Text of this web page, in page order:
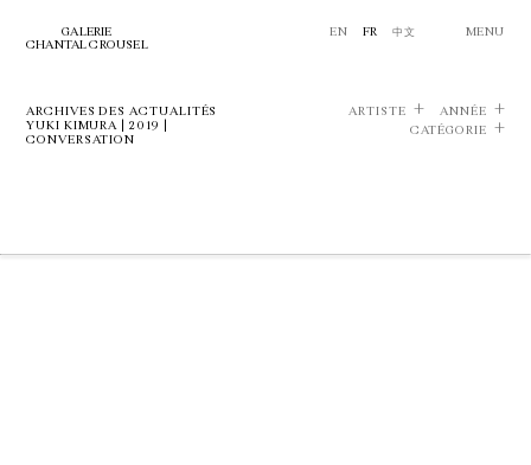
GALERIE
CHANTAL CROUSEL
EN FR 中文 MENU
ARCHIVES DES ACTUALITÉS
YUKI KIMURA | 2019 |
CONVERSATION
ARTISTE
ANNÉE
CATÉGORIE